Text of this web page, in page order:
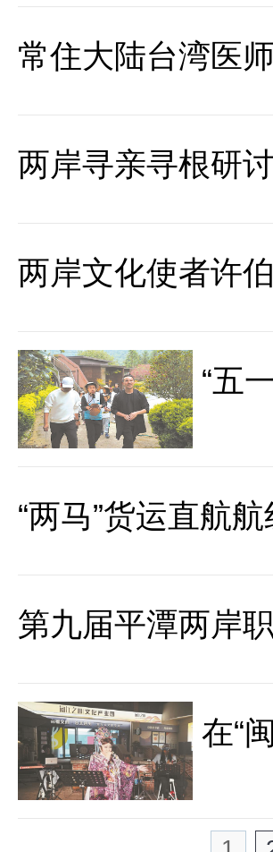
常住大陆台湾医
两岸寻亲寻根研
两岸文化使者许
“五
“两马”货运直航
第九届平潭两岸
在“